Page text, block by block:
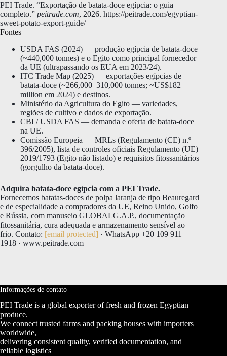
PEI Trade. “Exportação de batata-doce egípcia: o guia
completo.” peitrade.com, 2026. https://peitrade.com/egyptian-
sweet-potato-export-guide/
Fontes
USDA FAS (2024) — produção egípcia de batata-doce
(~440,000 tonnes) e o Egito como principal fornecedor
da UE (ultrapassando os EUA em 2023/24).
ITC Trade Map (2025) — exportações egípcias de
batata-doce (~266,000–310,000 tonnes; ~US$182
million em 2024) e destinos.
Ministério da Agricultura do Egito — variedades,
regiões de cultivo e dados de exportação.
CBI / USDA FAS — demanda e oferta de batata-doce
na UE.
Comissão Europeia — MRLs (Regulamento (CE) n.º
396/2005), lista de controles oficiais Regulamento (UE)
2019/1793 (Egito não listado) e requisitos fitossanitários
(gorgulho da batata-doce).
Adquira batata-doce egípcia com a PEI Trade.
Fornecemos batatas-doces de polpa laranja de tipo Beauregard
e de especialidade a compradores da UE, Reino Unido, Golfo
e Rússia, com manuseio GLOBALG.A.P., documentação
fitossanitária, cura adequada e armazenamento sensível ao
frio. Contato: [email protected] · WhatsApp +20 109 911
1918 · www.peitrade.com
Informações de contato
PEI Trade is a global exporter of fresh and frozen Egyptian
produce.
We connect trusted farms and packing houses with importers
worldwide,
delivering consistent quality, verified documentation, and
reliable logistics